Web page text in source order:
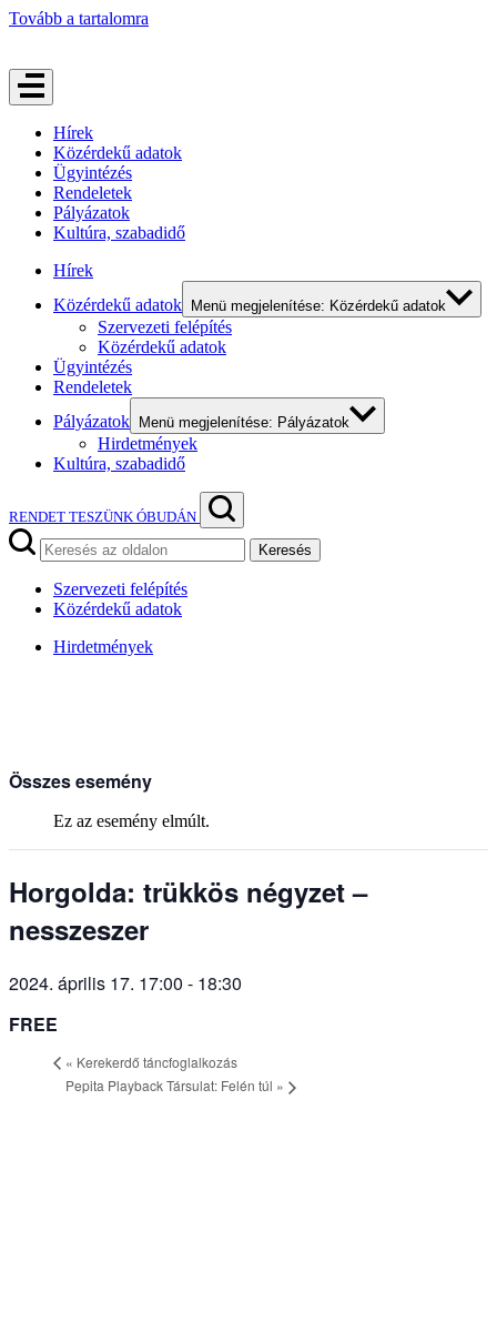
Tovább a tartalomra
Hírek
Közérdekű adatok
Ügyintézés
Rendeletek
Pályázatok
Kultúra, szabadidő
Hírek
Közérdekű adatok
Menü megjelenítése: Közérdekű adatok
Szervezeti felépítés
Közérdekű adatok
Ügyintézés
Rendeletek
Pályázatok
Menü megjelenítése: Pályázatok
Hirdetmények
Kultúra, szabadidő
RENDET TESZÜNK ÓBUDÁN
Keresés
Szervezeti felépítés
Közérdekű adatok
Hirdetmények
Összes esemény
Ez az esemény elmúlt.
Horgolda: trükkös négyzet –
nesszeszer
2024. április 17. 17:00 - 18:30
FREE
« Kerekerdő táncfoglalkozás
Pepita Playback Társulat: Felén túl »